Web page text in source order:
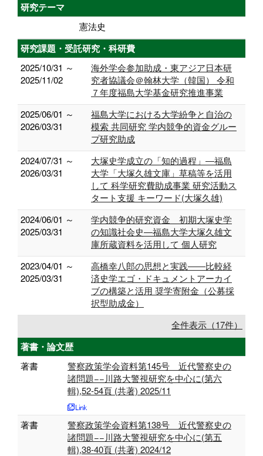
研究テーマ
憲法史
研究課題・受託研究・科研費
2025/10/31 ～
2025/11/02
海外学会参加助成・東アジア日本研
究者協議会＠翰林大学（韓国） 令和
７年度福島大学基金研究推進事業
2025/06/01 ～
2026/03/31
福島大学における大学紛争と自治の
模索 共同研究 学内競争的資金グルー
プ研究助成
2024/07/31 ～
2026/03/31
大塚史学成立の「知的過程」―福島
大学「大塚久雄文庫」草稿等を活用
して 科学研究費助成事業 研究活動ス
タート支援 キーワード(大塚久雄)
2024/06/01 ～
2025/03/31
学内競争的研究資金 初期大塚史学
の知識社会史―福島大学大塚久雄文
庫所蔵資料を活用して 個人研究
2023/04/01 ～
2025/03/31
高橋幸八郎の思想と実践――比較経
済史学エゴ・ドキュメントアーカイ
ブの構築と活用 奨学寄附金（公募採
択型助成金）
全件表示（17件）
著書・論文歴
著書
警察政策学会資料第145号 近代警察史の
諸問題−−川路大警視研究を中心に(第六
輯),52-54頁 (共著) 2025/11
著書
警察政策学会資料第138号 近代警察史の
諸問題−−川路大警視研究を中心に(第五
輯),38-40頁 (共著) 2024/12